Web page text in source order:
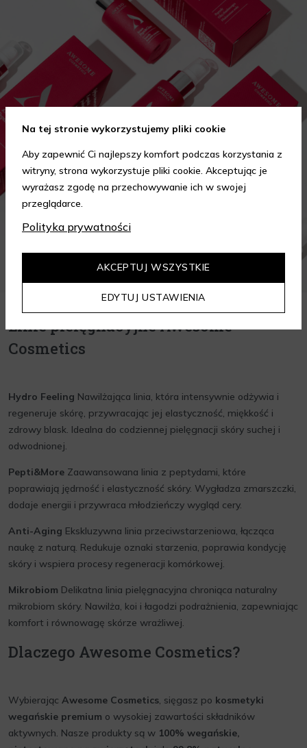
Linie pielęgnacyjne Awesome
Cosmetics
Hydro Feeling Nawilżająca linia, która intensywnie odżywia i
regeneruje skórę, przywracając jej elastyczność, miękkość i
zdrowy blask. Idealna do codziennej pielęgnacji skóry suchej i
odwodnionej.
Pepti&More Zaawansowana linia z peptydami, które
poprawiają jędrność i elastyczność skóry. Wygładza zmarszczki,
dodaje energii i przywraca młodzieńczy wygląd cery.
Anti-Aging Ekskluzywna linia przeciwstarzeniowa, łącząca
naukę z naturą. Redukuje oznaki starzenia, poprawia kondycję
skóry i wspiera procesy regeneracji komórkowej.
Mikrobiom Delikatna linia pielęgnacyjna chroniąca naturalny
mikrobiom skóry. Nawilża, koi i łagodzi podrażnienia, zapewniając
komfort i równowagę skórze wrażliwej.
Dlaczego Awesome Cosmetics?
Wybierając Awesome Cosmetics, sięgasz po kosmetyki
wegańskie premium o wysokiej zawartości składników
aktywnych. Nasze produkty są w 100% wegańskie,
Na tej stronie wykorzystujemy pliki cookie
Aby zapewnić Ci najlepszy komfort podczas korzystania z
witryny, strona wykorzystuje pliki cookie. Akceptując je
wyrażasz zgodę na przechowywanie ich w swojej
przeglądarce.
Polityka prywatności
EDYTUJ USTAWIENIA
AKCEPTUJ WSZYSTKIE